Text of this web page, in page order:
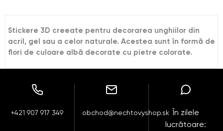
Stickere 3D creeate pentru decorarea unghiilor din
acril, gel sau a celor naturale. Acestea sunt în formă de
flori de culoare albă decorate cu pietre colorate.
+421 907 917 349 obchod@nechtovyshop.sk
În zilele
lucrătoare: